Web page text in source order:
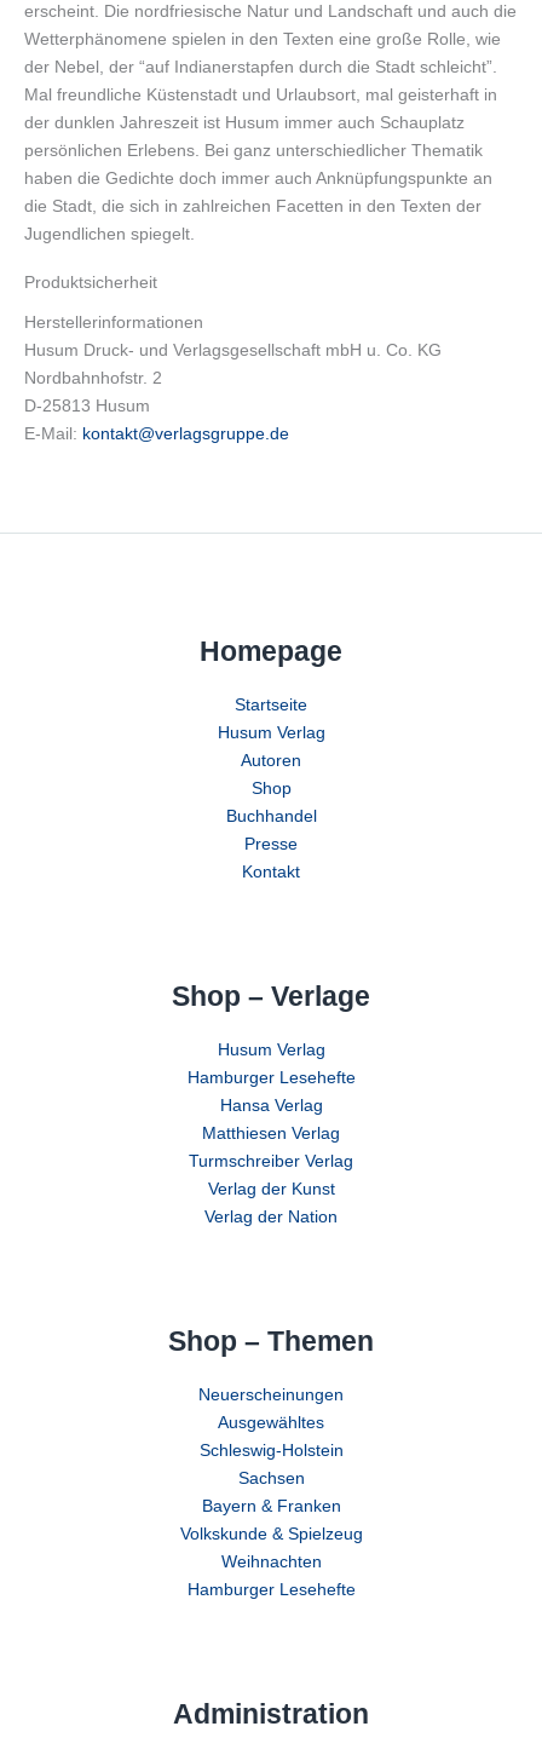
erscheint. Die nordfriesische Natur und Landschaft und auch die
Wetterphänomene spielen in den Texten eine große Rolle, wie
der Nebel, der “auf Indianerstapfen durch die Stadt schleicht”.
Mal freundliche Küstenstadt und Urlaubsort, mal geisterhaft in
der dunklen Jahreszeit ist Husum immer auch Schauplatz
persönlichen Erlebens. Bei ganz unterschiedlicher Thematik
haben die Gedichte doch immer auch Anknüpfungspunkte an
die Stadt, die sich in zahlreichen Facetten in den Texten der
Jugendlichen spiegelt.
Produktsicherheit
Herstellerinformationen
Husum Druck- und Verlagsgesellschaft mbH u. Co. KG
Nordbahnhofstr. 2
D-25813 Husum
E-Mail: kontakt@verlagsgruppe.de
Homepage
Startseite
Husum Verlag
Autoren
Shop
Buchhandel
Presse
Kontakt
Shop – Verlage
Husum Verlag
Hamburger Lesehefte
Hansa Verlag
Matthiesen Verlag
Turmschreiber Verlag
Verlag der Kunst
Verlag der Nation
Shop – Themen
Neuerscheinungen
Ausgewähltes
Schleswig-Holstein
Sachsen
Bayern & Franken
Volkskunde & Spielzeug
Weihnachten
Hamburger Lesehefte
Administration